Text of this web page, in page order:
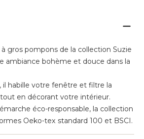
gros pompons de la collection Suzie
ambiance bohème et douce dans la
il habille votre fenêtre et filtre la
en décorant votre intérieur.
éco-responsable, la collection
Oeko-tex standard 100 et BSCI.